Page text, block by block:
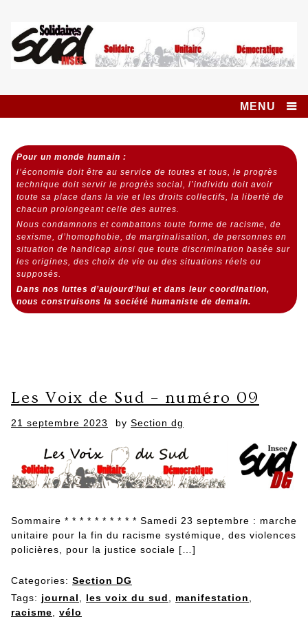
content
Syndicat SUD
INSEE SOLIDAIRES
MENU
Pour un monde humain :
l’économie doit être au service de toutes et tous,le progrès
technique doit servir le progrès social,l’individu doit avoir
toute sa place dans la vie et les droits collectifs, la liberté de
chacun prolongeant celle des autres.
Nous condamnons et combattons toute forme de racisme, de
sexisme, d’homophobie, de marginalisation, de personnes en
situation de handicap ainsi que toute discrimination basée sur
les origines, des choix de vie ou des situations réels ou
supposés.
Dans nos luttes d’aujourd’hui et dans leur coordination,
nous construisons la société humaniste de demain.
Les Voix de Sud – numéro 09
Posted
21 septembre 2023 by Section dg
Sommaire * * * * * * * * * * Samedi 23 septembre : marche
unitaire pour la fin du racisme systémique, des violences
policières, pour la justice sociale […]
Categories: Section DG
Tags: journal les voix du sud manifestation
racisme
vélo